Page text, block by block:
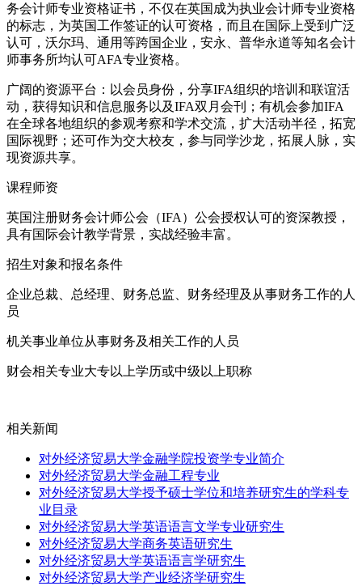
务会计师专业资格证书，不仅在英国成为执业会计师专业资格
的标志，为英国工作签证的认可资格，而且在国际上受到广泛
认可，沃尔玛、通用等跨国企业，安永、普华永道等知名会计
师事务所均认可AFA专业资格。
广阔的资源平台：以会员身份，分享IFA组织的培训和联谊活
动，获得知识和信息服务以及IFA双月会刊；有机会参加IFA
在全球各地组织的参观考察和学术交流，扩大活动半径，拓宽
国际视野；还可作为交大校友，参与同学沙龙，拓展人脉，实
现资源共享。
课程师资
英国注册财务会计师公会（IFA）公会授权认可的资深教授，
具有国际会计教学背景，实战经验丰富。
招生对象和报名条件
企业总裁、总经理、财务总监、财务经理及从事财务工作的人
员
机关事业单位从事财务及相关工作的人员
财会相关专业大专以上学历或中级以上职称
相关新闻
对外经济贸易大学金融学院投资学专业简介
对外经济贸易大学金融工程专业
对外经济贸易大学授予硕士学位和培养研究生的学科专
业目录
对外经济贸易大学英语语言文学专业研究生
对外经济贸易大学商务英语研究生
对外经济贸易大学英语语言学研究生
对外经济贸易大学产业经济学研究生